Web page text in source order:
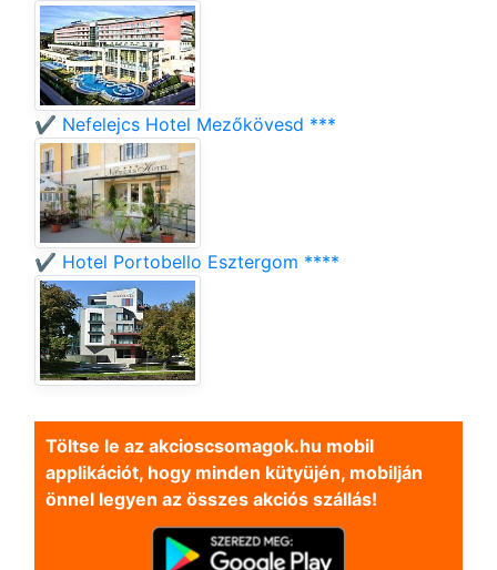
✔️ Nefelejcs Hotel Mezőkövesd ***
✔️ Hotel Portobello Esztergom ****
Töltse le az akcioscsomagok.hu mobil
applikációt, hogy minden kütyüjén, mobilján
önnel legyen az összes akciós szállás!